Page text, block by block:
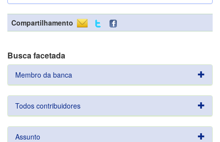
Compartilhamento
Busca facetada
Membro da banca
Todos contribuidores
Assunto